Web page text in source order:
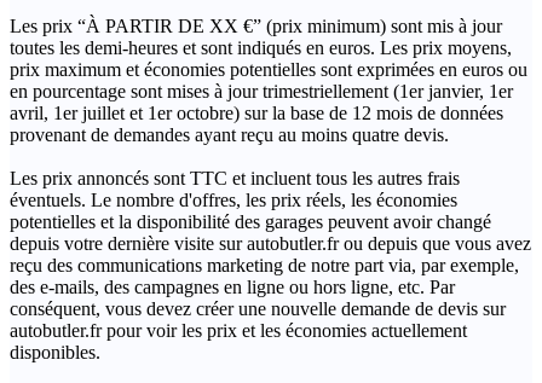
Les prix “À PARTIR DE XX €” (prix minimum) sont mis à jour
toutes les demi-heures et sont indiqués en euros. Les prix moyens,
prix maximum et économies potentielles sont exprimées en euros ou
en pourcentage sont mises à jour trimestriellement (1er janvier, 1er
avril, 1er juillet et 1er octobre) sur la base de 12 mois de données
provenant de demandes ayant reçu au moins quatre devis.
Les prix annoncés sont TTC et incluent tous les autres frais
éventuels. Le nombre d'offres, les prix réels, les économies
potentielles et la disponibilité des garages peuvent avoir changé
depuis votre dernière visite sur autobutler.fr ou depuis que vous avez
reçu des communications marketing de notre part via, par exemple,
des e-mails, des campagnes en ligne ou hors ligne, etc. Par
conséquent, vous devez créer une nouvelle demande de devis sur
autobutler.fr pour voir les prix et les économies actuellement
disponibles.